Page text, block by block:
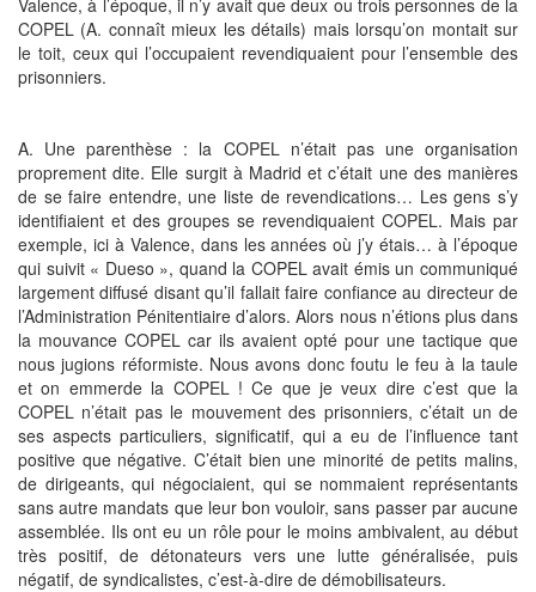
COPEL (A. connaît mieux les détails) mais lorsqu’on montait sur
le toit, ceux qui l’occupaient revendiquaient pour l’ensemble des
prisonniers.
A. Une parenthèse : la COPEL n’était pas une organisation
proprement dite. Elle surgit à Madrid et c’était une des manières
de se faire entendre, une liste de revendications… Les gens s’y
identifiaient et des groupes se revendiquaient COPEL. Mais par
exemple, ici à Valence, dans les années où j’y étais… à l’époque
qui suivit « Dueso », quand la COPEL avait émis un communiqué
largement diffusé disant qu’il fallait faire confiance au directeur de
l’Administration Pénitentiaire d’alors. Alors nous n’étions plus dans
la mouvance COPEL car ils avaient opté pour une tactique que
nous jugions réformiste. Nous avons donc foutu le feu à la taule
et on emmerde la COPEL ! Ce que je veux dire c’est que la
COPEL n’était pas le mouvement des prisonniers, c’était un de
ses aspects particuliers, significatif, qui a eu de l’influence tant
positive que négative. C’était bien une minorité de petits malins,
de dirigeants, qui négociaient, qui se nommaient représentants
sans autre mandats que leur bon vouloir, sans passer par aucune
assemblée. Ils ont eu un rôle pour le moins ambivalent, au début
très positif, de détonateurs vers une lutte généralisée, puis
négatif, de syndicalistes, c’est-à-dire de démobilisateurs.